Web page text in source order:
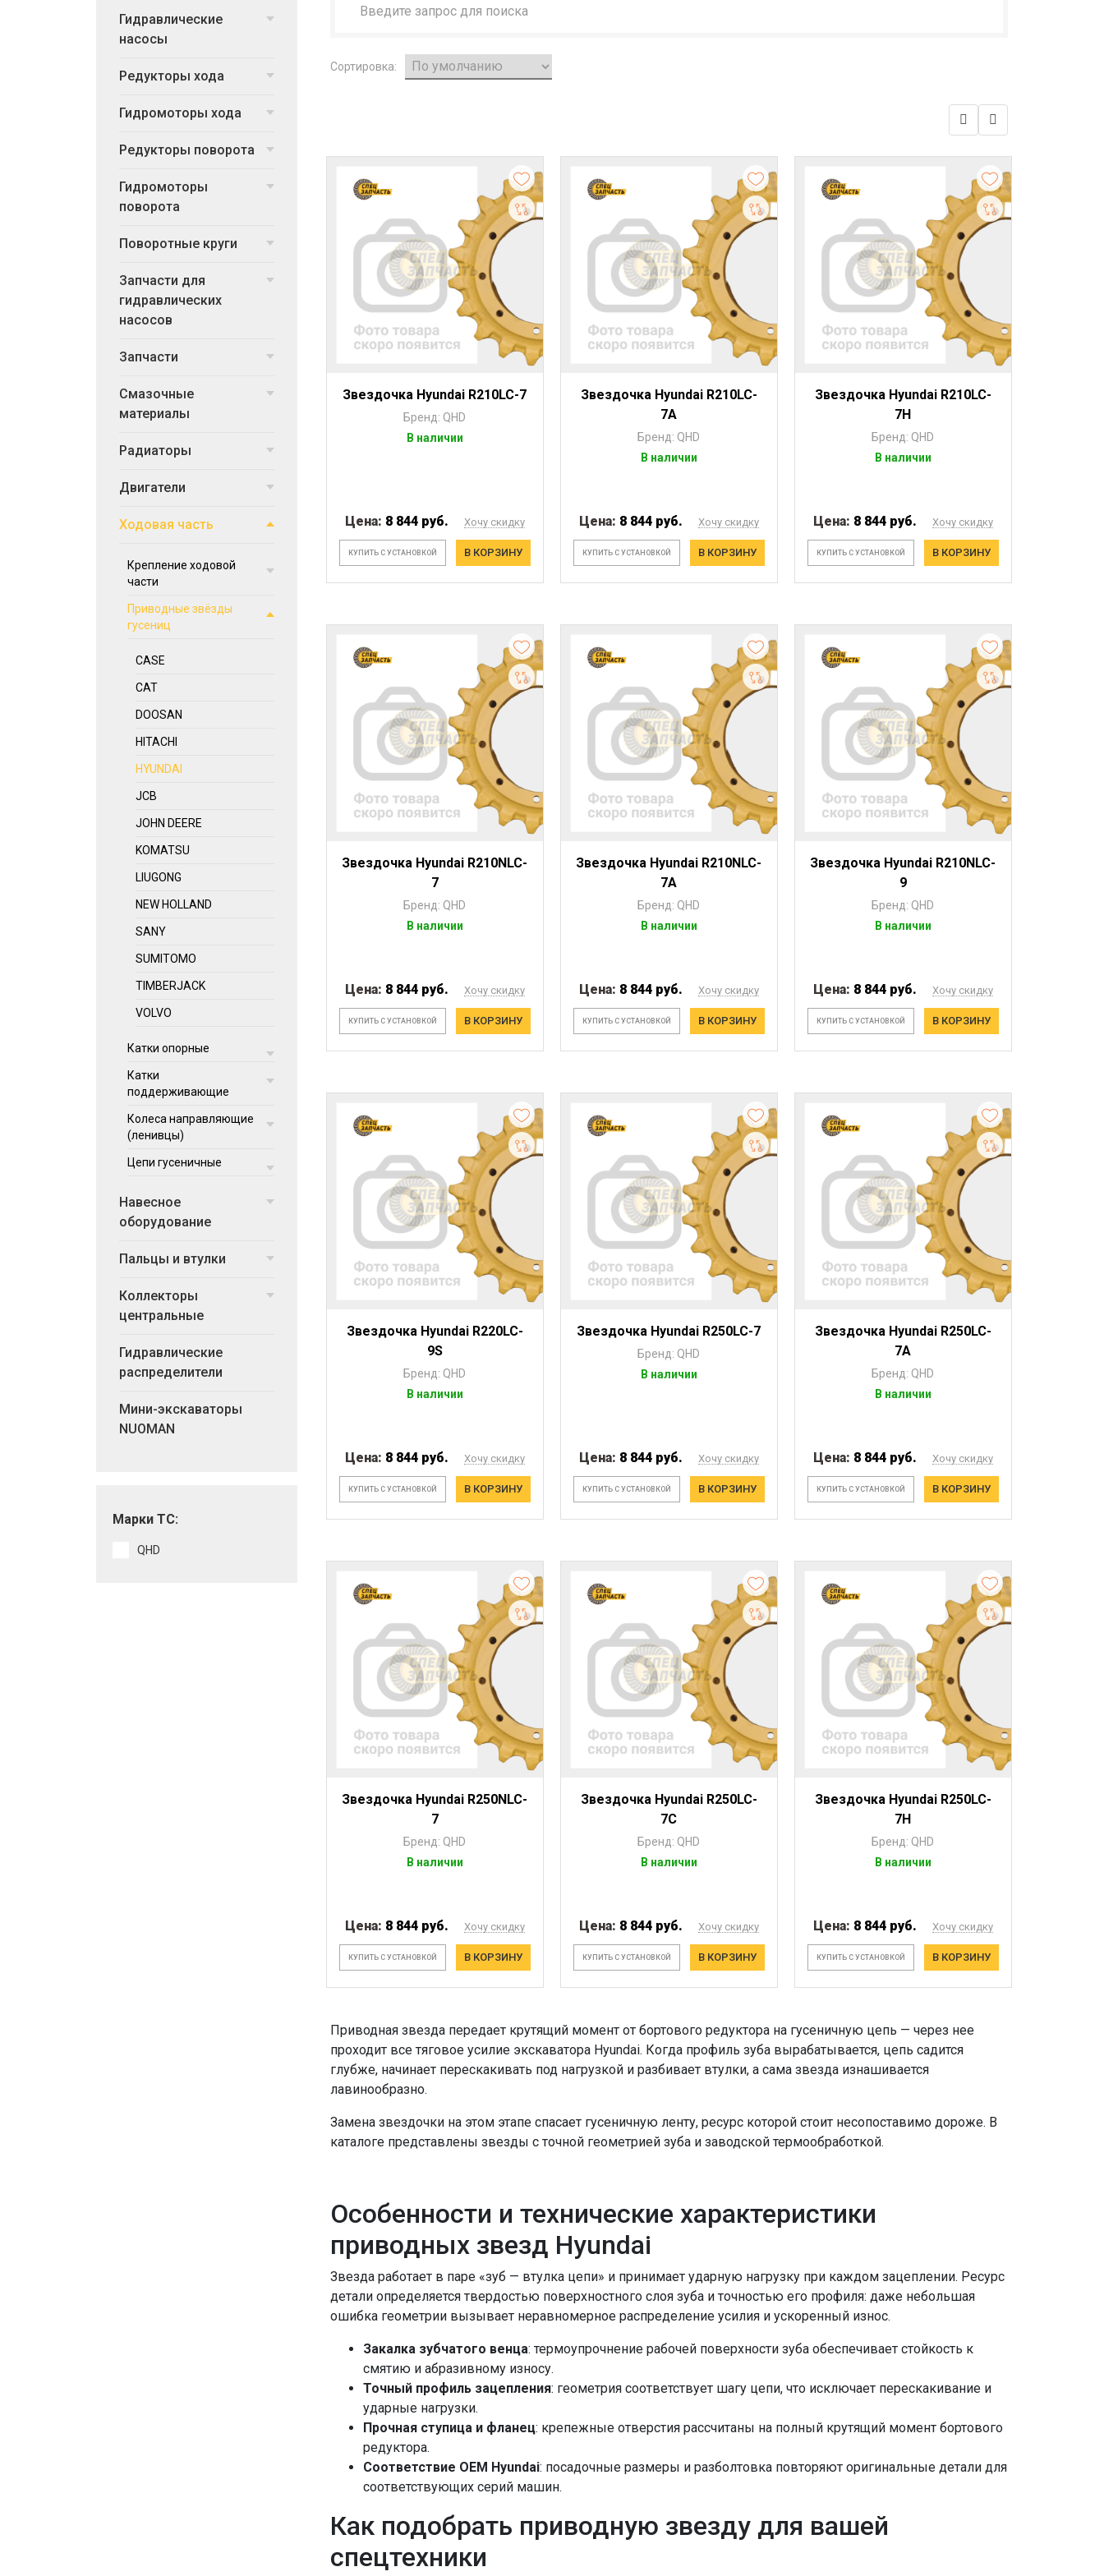
Гидравлические
насосы
Редукторы хода
Гидромоторы хода
Редукторы поворота
Гидромоторы
поворота
Поворотные круги
Запчасти для
гидравлических
насосов
Запчасти
Смазочные
материалы
Радиаторы
Двигатели
Ходовая часть
Крепление ходовой
части
Приводные звёзды
гусениц
CASE
CAT
DOOSAN
HITACHI
HYUNDAI
JCB
JOHN DEERE
KOMATSU
LIUGONG
NEW HOLLAND
SANY
SUMITOMO
TIMBERJACK
VOLVO
Катки опорные
Катки
поддерживающие
Колеса направляющие
(ленивцы)
Цепи гусеничные
Навесное
оборудование
Пальцы и втулки
Коллекторы
центральные
Гидравлические
распределители
Мини-экскаваторы
NUOMAN
Марки ТС:
QHD
Сортировка:
Звездочка Hyundai R210LC-7
Бренд: QHD
В наличии
Цена: 8 844 руб. Хочу скидку
КУПИТЬ С УСТАНОВКОЙ В КОРЗИНУ
Звездочка Hyundai R210LC-
7A
Бренд: QHD
В наличии
Цена: 8 844 руб. Хочу скидку
КУПИТЬ С УСТАНОВКОЙ В КОРЗИНУ
Звездочка Hyundai R210LC-
7H
Бренд: QHD
В наличии
Цена: 8 844 руб. Хочу скидку
КУПИТЬ С УСТАНОВКОЙ В КОРЗИНУ
Звездочка Hyundai R210NLC-
7
Бренд: QHD
В наличии
Цена: 8 844 руб. Хочу скидку
КУПИТЬ С УСТАНОВКОЙ В КОРЗИНУ
Звездочка Hyundai R210NLC-
7A
Бренд: QHD
В наличии
Цена: 8 844 руб. Хочу скидку
КУПИТЬ С УСТАНОВКОЙ В КОРЗИНУ
Звездочка Hyundai R210NLC-
9
Бренд: QHD
В наличии
Цена: 8 844 руб. Хочу скидку
КУПИТЬ С УСТАНОВКОЙ В КОРЗИНУ
Звездочка Hyundai R220LC-
9S
Бренд: QHD
В наличии
Цена: 8 844 руб. Хочу скидку
КУПИТЬ С УСТАНОВКОЙ В КОРЗИНУ
Звездочка Hyundai R250LC-7
Бренд: QHD
В наличии
Цена: 8 844 руб. Хочу скидку
КУПИТЬ С УСТАНОВКОЙ В КОРЗИНУ
Звездочка Hyundai R250LC-
7A
Бренд: QHD
В наличии
Цена: 8 844 руб. Хочу скидку
КУПИТЬ С УСТАНОВКОЙ В КОРЗИНУ
Звездочка Hyundai R250NLC-
7
Бренд: QHD
В наличии
Цена: 8 844 руб. Хочу скидку
КУПИТЬ С УСТАНОВКОЙ В КОРЗИНУ
Звездочка Hyundai R250LC-
7C
Бренд: QHD
В наличии
Цена: 8 844 руб. Хочу скидку
КУПИТЬ С УСТАНОВКОЙ В КОРЗИНУ
Звездочка Hyundai R250LC-
7H
Бренд: QHD
В наличии
Цена: 8 844 руб. Хочу скидку
КУПИТЬ С УСТАНОВКОЙ В КОРЗИНУ
Приводная звезда передает крутящий момент от бортового редуктора на гусеничную цепь — через нее
проходит все тяговое усилие экскаватора Hyundai. Когда профиль зуба вырабатывается, цепь садится
глубже, начинает перескакивать под нагрузкой и разбивает втулки, а сама звезда изнашивается
лавинообразно.
Замена звездочки на этом этапе спасает гусеничную ленту, ресурс которой стоит несопоставимо дороже. В
каталоге представлены звезды с точной геометрией зуба и заводской термообработкой.
Особенности и технические характеристики
приводных звезд Hyundai
Звезда работает в паре «зуб — втулка цепи» и принимает ударную нагрузку при каждом зацеплении. Ресурс
детали определяется твердостью поверхностного слоя зуба и точностью его профиля: даже небольшая
ошибка геометрии вызывает неравномерное распределение усилия и ускоренный износ.
Закалка зубчатого венца: термоупрочнение рабочей поверхности зуба обеспечивает стойкость к
смятию и абразивному износу.
Точный профиль зацепления: геометрия соответствует шагу цепи, что исключает перескакивание и
ударные нагрузки.
Прочная ступица и фланец: крепежные отверстия рассчитаны на полный крутящий момент бортового
редуктора.
Соответствие OEM Hyundai: посадочные размеры и разболтовка повторяют оригинальные детали для
соответствующих серий машин.
Как подобрать приводную звезду для вашей
спецтехники